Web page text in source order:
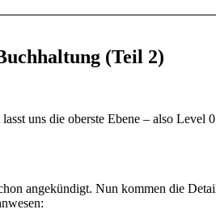
(Teil 2)
uns die oberste Ebene – also
angekündigt. Nun kommen die